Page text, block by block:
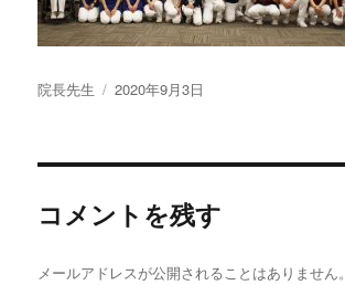
投
院長先生
投
2020年9月3日
コメントを残す
メールアドレスが公開されることはありません。